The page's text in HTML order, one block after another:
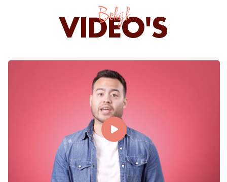
Bekijk
VIDEO'S